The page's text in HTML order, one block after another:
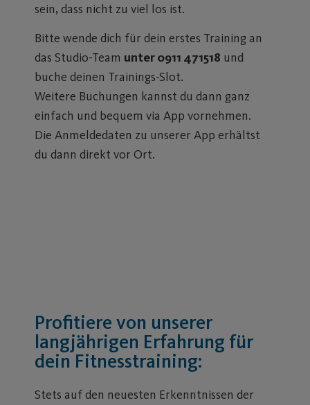
sein, dass nicht zu viel los ist.
Bitte wende dich für dein erstes Training an
das Studio-Team unter 0911 471518 und
buche deinen Trainings-Slot.
Weitere Buchungen kannst du dann ganz
einfach und bequem via App vornehmen.
Die Anmeldedaten zu unserer App erhältst
du dann direkt vor Ort.
Profitiere von unserer
langjährigen Erfahrung für
dein Fitnesstraining:
Stets auf den neuesten Erkenntnissen der